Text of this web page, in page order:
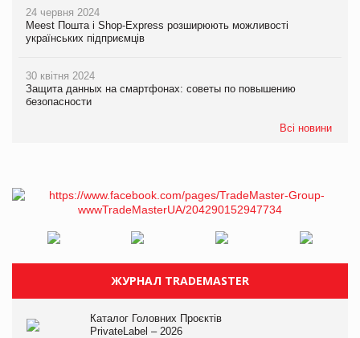
24 червня 2024
Meest Пошта і Shop-Express розширюють можливості
українських підприємців
30 квітня 2024
Защита данных на смартфонах: советы по повышению
безопасности
Всі новини
ЖУРНАЛ TRADEMASTER
Каталог Головних Проєктів
PrivateLabel – 2026